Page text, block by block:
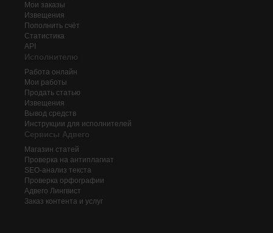
Мои заказы
Извещения
Пополнить счёт
Статистика
API
Исполнителю
Работа онлайн
Мои работы
Продать статью
Извещения
Вывод средств
Инструкции для исполнителей
Сервисы Адвего
Магазин статей
Проверка на антиплагиат
SEO-анализ текста
Проверка орфографии
Адвего Лингвист
Заказ контента и услуг